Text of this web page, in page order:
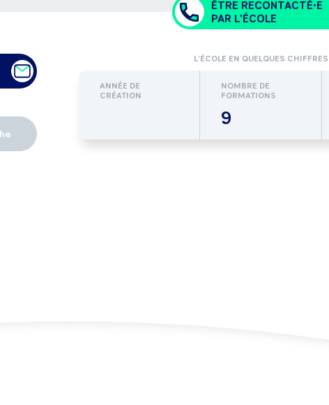
ÊTRE RECONTACTÉ•E
PAR L'ÉCOLE
L’ÉCOLE EN QUELQUES CHIFFRES
ANNÉE DE
CRÉATION
NOMBRE DE
FORMATIONS
9